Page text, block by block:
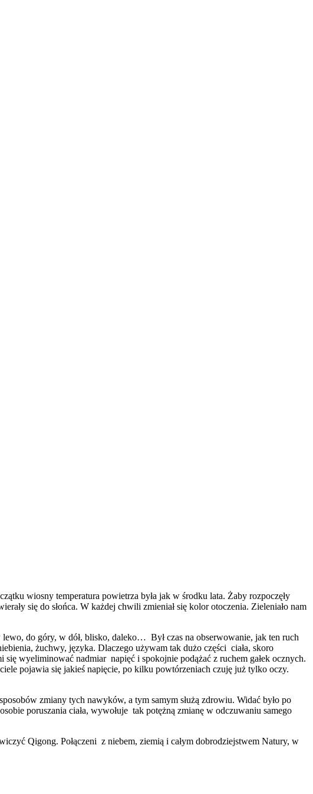
wiosny temperatura powietrza była jak w środku lata. Żaby rozpoczęły
się do słońca. W każdej chwili zmieniał się kolor otoczenia. Zieleniało nam
lewo, do góry, w dół, blisko, daleko… Był czas na obserwowanie, jak ten ruch
żuchwy, języka. Dlaczego używam tak dużo części ciała, skoro
wyeliminować nadmiar napięć i spokojnie podążać z ruchem gałek ocznych.
pojawia się jakieś napięcie, po kilku powtórzeniach czuję już tylko oczy.
zmiany tych nawyków, a tym samym służą zdrowiu. Widać było po
poruszania ciała, wywołuje tak potężną zmianę w odczuwaniu samego
Qigong. Połączeni z niebem, ziemią i całym dobrodziejstwem Natury, w